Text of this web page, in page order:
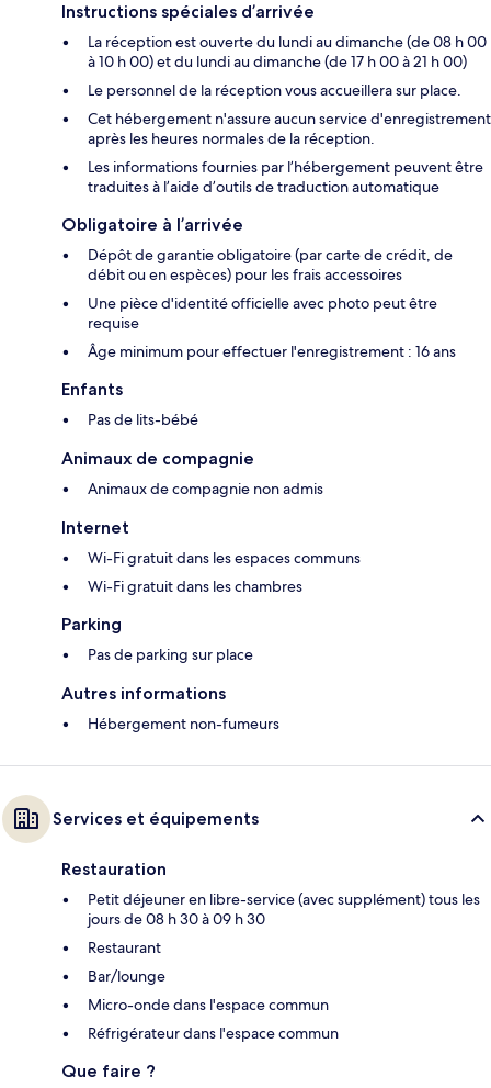
Instructions spéciales d’arrivée
La réception est ouverte du lundi au dimanche (de 08 h 00
à 10 h 00) et du lundi au dimanche (de 17 h 00 à 21 h 00)
Le personnel de la réception vous accueillera sur place.
Cet hébergement n'assure aucun service d'enregistrement
après les heures normales de la réception.
Les informations fournies par l’hébergement peuvent être
traduites à l’aide d’outils de traduction automatique
Obligatoire à l’arrivée
Dépôt de garantie obligatoire (par carte de crédit, de
débit ou en espèces) pour les frais accessoires
Une pièce d'identité officielle avec photo peut être
requise
Âge minimum pour effectuer l'enregistrement : 16 ans
Enfants
Pas de lits-bébé
Animaux de compagnie
Animaux de compagnie non admis
Internet
Wi-Fi gratuit dans les espaces communs
Wi-Fi gratuit dans les chambres
Parking
Pas de parking sur place
Autres informations
Hébergement non-fumeurs
Services et équipements
Restauration
Petit déjeuner en libre-service (avec supplément) tous les
jours de 08 h 30 à 09 h 30
Restaurant
Bar/lounge
Micro-onde dans l'espace commun
Réfrigérateur dans l'espace commun
Que faire ?